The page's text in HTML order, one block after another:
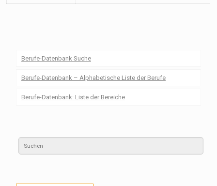
Berufe-Datenbank Suche
Berufe-Datenbank – Alphabetische Liste der Berufe
Berufe-Datenbank: Liste der Bereiche